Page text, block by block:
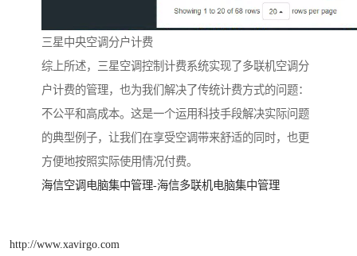
三星中央空调分户计费
综上所述，三星空调控制计费系统实现了多联机空调分
户计费的管理，也为我们解决了传统计费方式的问题：
不公平和高成本。这是一个运用科技手段解决实际问题
的典型例子，让我们在享受空调带来舒适的同时，也更
方便地按照实际使用情况付费。
海信空调电脑集中管理-海信多联机电脑集中管理
http://www.xavirgo.com